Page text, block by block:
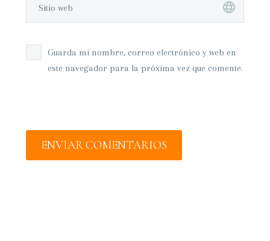
Guarda mi nombre, correo electrónico y web en
este navegador para la próxima vez que comente.
ENVIAR COMENTARIOS